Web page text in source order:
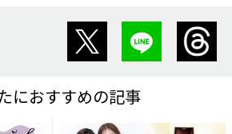
におすすめの記事